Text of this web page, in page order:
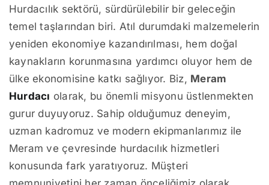
Hurdacılık sektörü, sürdürülebilir bir geleceğin
temel taşlarından biri. Atıl durumdaki malzemelerin
yeniden ekonomiye kazandırılması, hem doğal
kaynakların korunmasına yardımcı oluyor hem de
ülke ekonomisine katkı sağlıyor. Biz, Meram
Hurdacı olarak, bu önemli misyonu üstlenmekten
gurur duyuyoruz. Sahip olduğumuz deneyim,
uzman kadromuz ve modern ekipmanlarımız ile
Meram ve çevresinde hurdacılık hizmetleri
konusunda fark yaratıyoruz. Müşteri